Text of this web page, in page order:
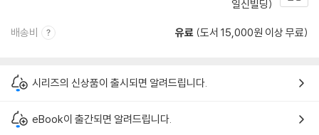
일신빌딩)
배송비 유료 (도서 15,000원 이상 무료)
시리즈의 신상품이 출시되면 알려드립니다.
eBook이 출간되면 알려드립니다.